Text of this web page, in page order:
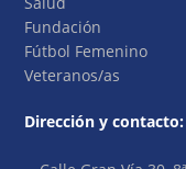
Fundación
Fútbol Femenino
Veteranos/as
Dirección y contacto: